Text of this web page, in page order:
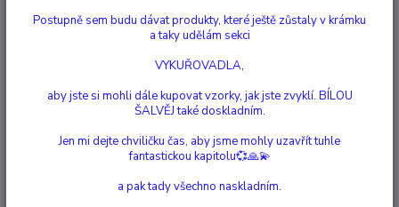
Ohodnotit produkt
přináší čistou a harmonizující energii. Pomáhá uvolnit negativní emoce a
Postupně sem budu dávat produkty, které ještě zůstaly v krámku
a taky udělám sekci
VYKUŘOVADLA,
aby jste si mohli dále kupovat vzorky, jak jste zvyklí. BÍLOU
ŠALVĚJ také doskladním.
Jen mi dejte chviličku čas, aby jsme mohly uzavřít tuhle
fantastickou kapitolu💞🙏💫
a pak tady všechno naskladním.